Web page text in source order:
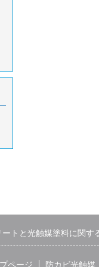
トと光触媒塗料に関す
ページ 防カビ光触媒